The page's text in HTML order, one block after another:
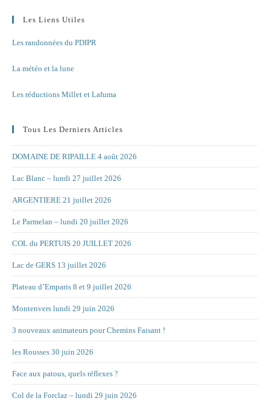
Les Liens Utiles
Les randonnées du PDIPR
La météo et la lune
Les réductions Millet et Lafuma
Tous Les Derniers Articles
DOMAINE DE RIPAILLE 4 août 2026
Lac Blanc – lundi 27 juillet 2026
ARGENTIERE 21 juillet 2026
Le Parmelan – lundi 20 juillet 2026
COL du PERTUIS 20 JUILLET 2026
Lac de GERS 13 juillet 2026
Plateau d’Emparis 8 et 9 juillet 2026
Montenvers lundi 29 juin 2026
3 nouveaux animateurs pour Chemins Faisant !
les Rousses 30 juin 2026
Face aux patous, quels réflexes ?
Col de la Forclaz – lundi 29 juin 2026